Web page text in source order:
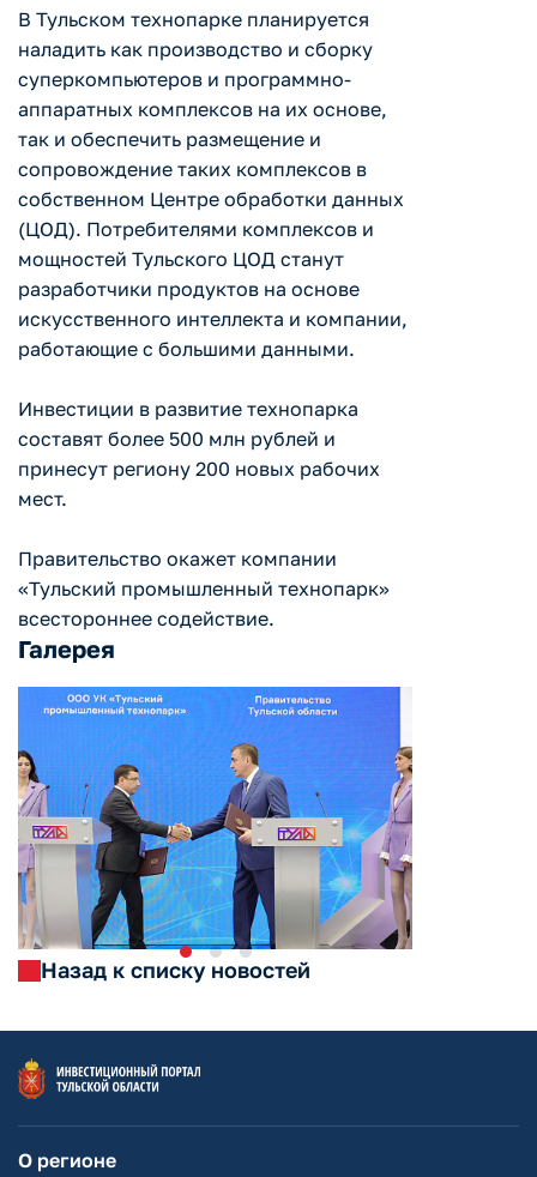
В Тульском технопарке планируется
наладить как производство и сборку
суперкомпьютеров и программно-
аппаратных комплексов на их основе,
так и обеспечить размещение и
сопровождение таких комплексов в
собственном Центре обработки данных
(ЦОД). Потребителями комплексов и
мощностей Тульского ЦОД станут
разработчики продуктов на основе
искусственного интеллекта и компании,
работающие с большими данными.
Инвестиции в развитие технопарка
составят более 500 млн рублей и
принесут региону 200 новых рабочих
мест.
Правительство окажет компании
«Тульский промышленный технопарк»
всестороннее содействие.
Галерея
Назад к списку новостей
О регионе